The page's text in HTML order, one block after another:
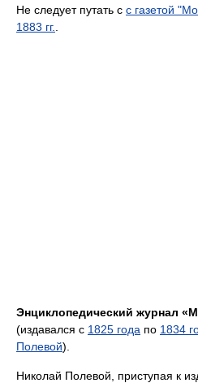
Не следует путать с с газетой
1883 гг.
Энциклопедический журнал
(издавался с 1825 года по 1834
Полевой).
Николай Полевой, приступая к